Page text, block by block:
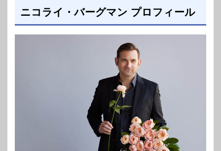
ニコライ・バーグマン プロフィール